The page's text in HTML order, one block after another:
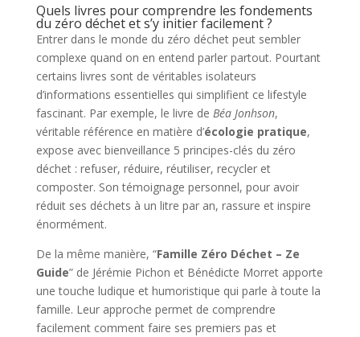
Quels livres pour comprendre les fondements
du zéro déchet et s’y initier facilement ?
Entrer dans le monde du zéro déchet peut sembler
complexe quand on en entend parler partout. Pourtant
certains livres sont de véritables isolateurs
d’informations essentielles qui simplifient ce lifestyle
fascinant. Par exemple, le livre de Béa Jonhson,
véritable référence en matière d’écologie pratique,
expose avec bienveillance 5 principes-clés du zéro
déchet : refuser, réduire, réutiliser, recycler et
composter. Son témoignage personnel, pour avoir
réduit ses déchets à un litre par an, rassure et inspire
énormément.
De la même manière, “Famille Zéro Déchet – Ze
Guide” de Jérémie Pichon et Bénédicte Morret apporte
une touche ludique et humoristique qui parle à toute la
famille. Leur approche permet de comprendre
facilement comment faire ses premiers pas et